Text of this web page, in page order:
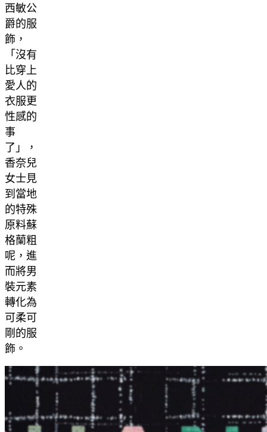
西敏公
爵的服
飾，
「沒有
比穿上
愛人的
衣服更
性感的
事
了」，
香奈兒
女士見
到當地
的特殊
原料蘇
格蘭粗
呢，進
而將男
裝元素
轉化為
可柔可
剛的服
飾。